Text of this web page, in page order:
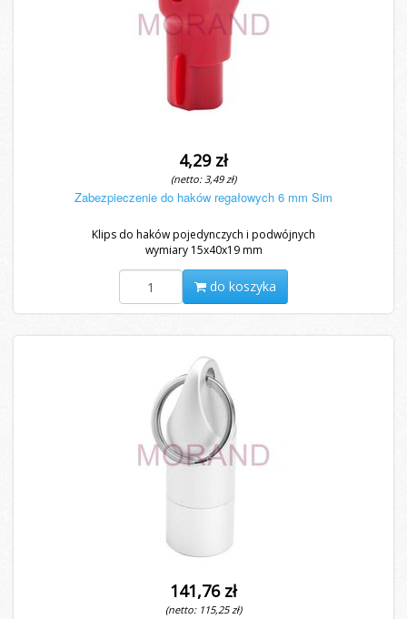
4,29 zł
(netto: 3,49 zł)
Zabezpieczenie do haków regałowych 6 mm Sim
Klips do haków pojedynczych i podwójnych
wymiary 15x40x19 mm
do koszyka
141,76 zł
(netto: 115,25 zł)